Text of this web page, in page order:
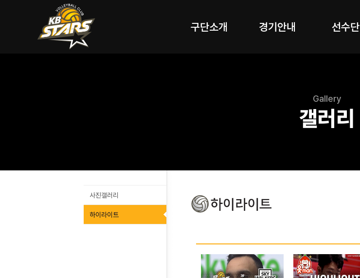
구단소개 경기안내 선수단
사진갤러리
하이라이트